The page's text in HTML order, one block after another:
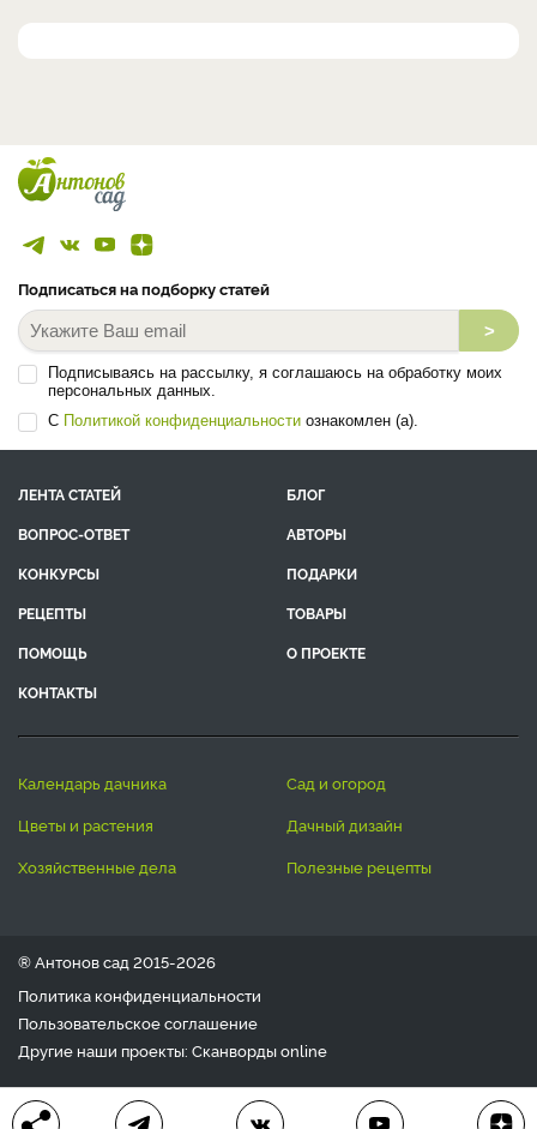
Подписаться на подборку статей
>
Подписываясь на рассылку, я соглашаюсь на обработку моих
персональных данных.
С Политикой конфиденциальности ознакомлен (а).
ЛЕНТА СТАТЕЙ
БЛОГ
ВОПРОС-ОТВЕТ
АВТОРЫ
КОНКУРСЫ
ПОДАРКИ
РЕЦЕПТЫ
ТОВАРЫ
ПОМОЩЬ
О ПРОЕКТЕ
КОНТАКТЫ
календарь дачника
сад и огород
цветы и растения
дачный дизайн
хозяйственные дела
полезные рецепты
® Антонов сад 2015-2026
Политика конфиденциальности
Пользовательское соглашение
Другие наши проекты: Сканвордыonline
Любое использование материала допускается только с
письменного согласия редакции